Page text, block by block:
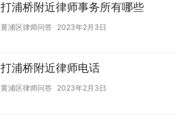
打浦桥附近律师事务所有哪些
黄浦区律师问答 2023年2月3日
打浦桥附近律师电话
黄浦区律师问答 2023年2月3日